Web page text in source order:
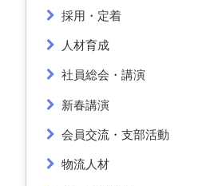
採用・定着
人材育成
社員総会・講演
新春講演
会員交流・支部活動
物流人材